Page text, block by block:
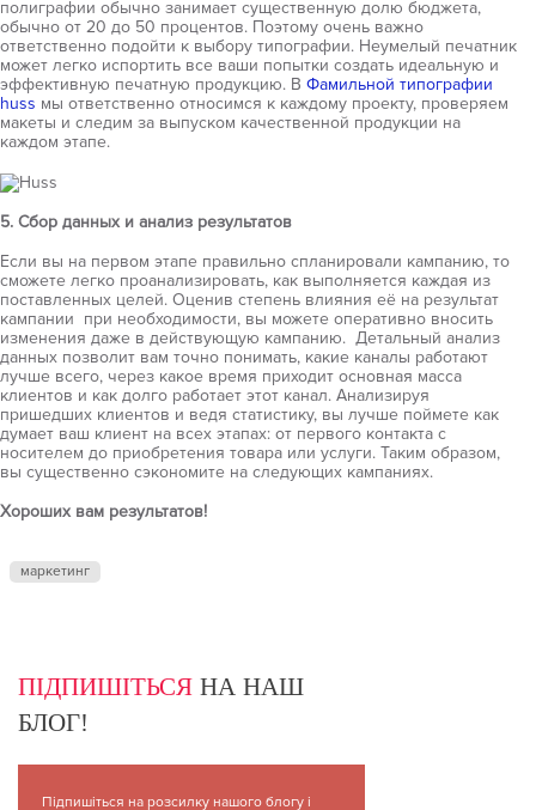
полиграфии обычно занимает существенную долю бюджета,
обычно от 20 до 50 процентов. Поэтому очень важно
ответственно подойти к выбору типографии. Неумелый печатник
может легко испортить все ваши попытки создать идеальную и
эффективную печатную продукцию. В Фамильной типографии
huss мы ответственно относимся к каждому проекту, проверяем
макеты и следим за выпуском качественной продукции на
каждом этапе.
5. Сбор данных и анализ результатов
Если вы на первом этапе правильно спланировали кампанию, то
сможете легко проанализировать, как выполняется каждая из
поставленных целей. Оценив степень влияния её на результат
кампании при необходимости, вы можете оперативно вносить
изменения даже в действующую кампанию. Детальный анализ
данных позволит вам точно понимать, какие каналы работают
лучше всего, через какое время приходит основная масса
клиентов и как долго работает этот канал. Анализируя
пришедших клиентов и ведя статистику, вы лучше поймете как
думает ваш клиент на всех этапах: от первого контакта с
носителем до приобретения товара или услуги. Таким образом,
вы существенно сэкономите на следующих кампаниях.
Хороших вам результатов!
маркетинг
ПІДПИШІТЬСЯ НА НАШ
БЛОГ!
Підпишіться на розсилку нашого блогу і